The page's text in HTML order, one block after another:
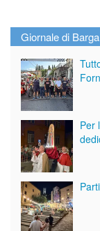
Giornale di
Per